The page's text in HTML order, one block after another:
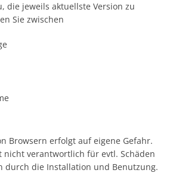
die jeweils aktuellste Version zu
Sie zwischen
Browsern erfolgt auf eigene Gefahr.
nicht verantwortlich für evtl. Schäden
durch die Installation und Benutzung.